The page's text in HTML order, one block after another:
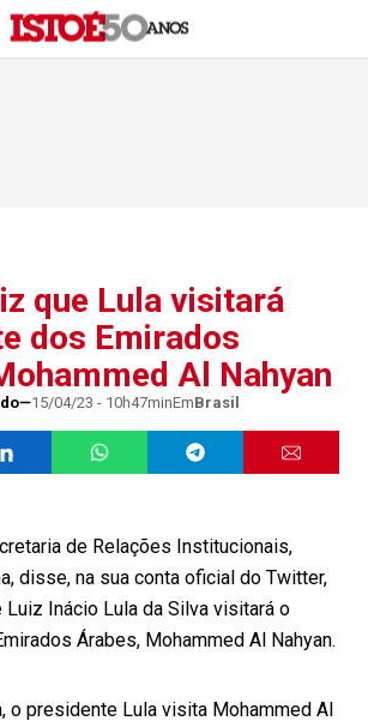
que Lula visitará
dos Emirados
Al Nahyan
15/04/23 - 10h47minEmBrasil
de Relações Institucionais,
disse, na sua conta oficial do Twitter,
Inácio Lula da Silva visitará o
Árabes, Mohammed Al Nahyan.
o presidente Lula visita Mohammed Al